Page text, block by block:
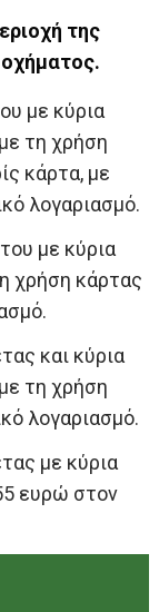
της
οχήματος.
με κύρια
τη χρήση
κάρτα, με
λογαριασμό.
με κύρια
χρήση κάρτας
και κύρια
τη χρήση
λογαριασμό.
με κύρια
ευρώ στον